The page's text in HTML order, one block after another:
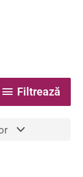
Filtrează